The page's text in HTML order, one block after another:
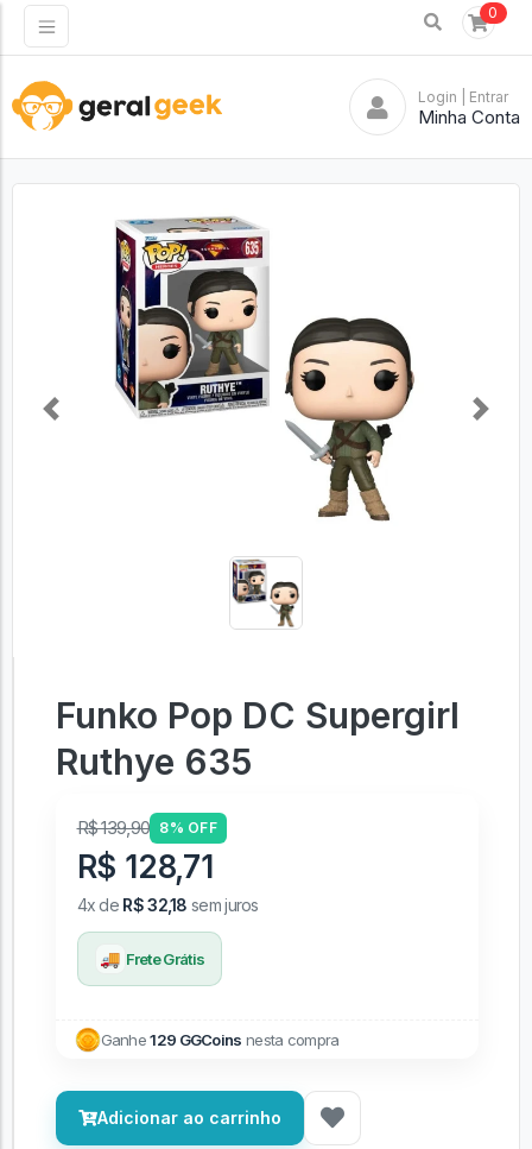
0
Login | Entrar
Minha Conta
Previous Next
Funko Pop DC Supergirl
Ruthye 635
R$ 139,90 8% OFF
R$ 128,71
4x de R$ 32,18 sem juros
🚚 Frete Grátis
Ganhe129 GGCoins nesta compra
Adicionar ao carrinho